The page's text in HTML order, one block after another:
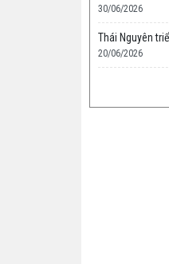
30/06/2026
Thái Nguyên
20/06/2026